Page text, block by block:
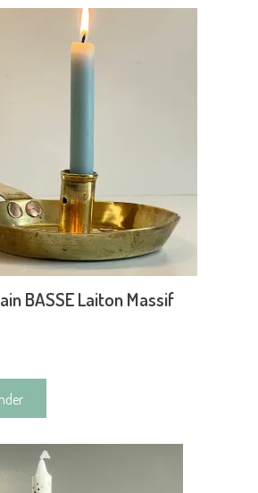
BASSE Laiton Massif